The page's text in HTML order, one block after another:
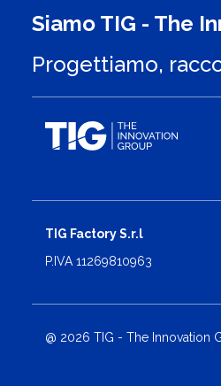
Siamo TIG - The
Progettiamo,
TIG Factory S.r.l
P.IVA 11269810963
@ 2026 TIG - The Innovation